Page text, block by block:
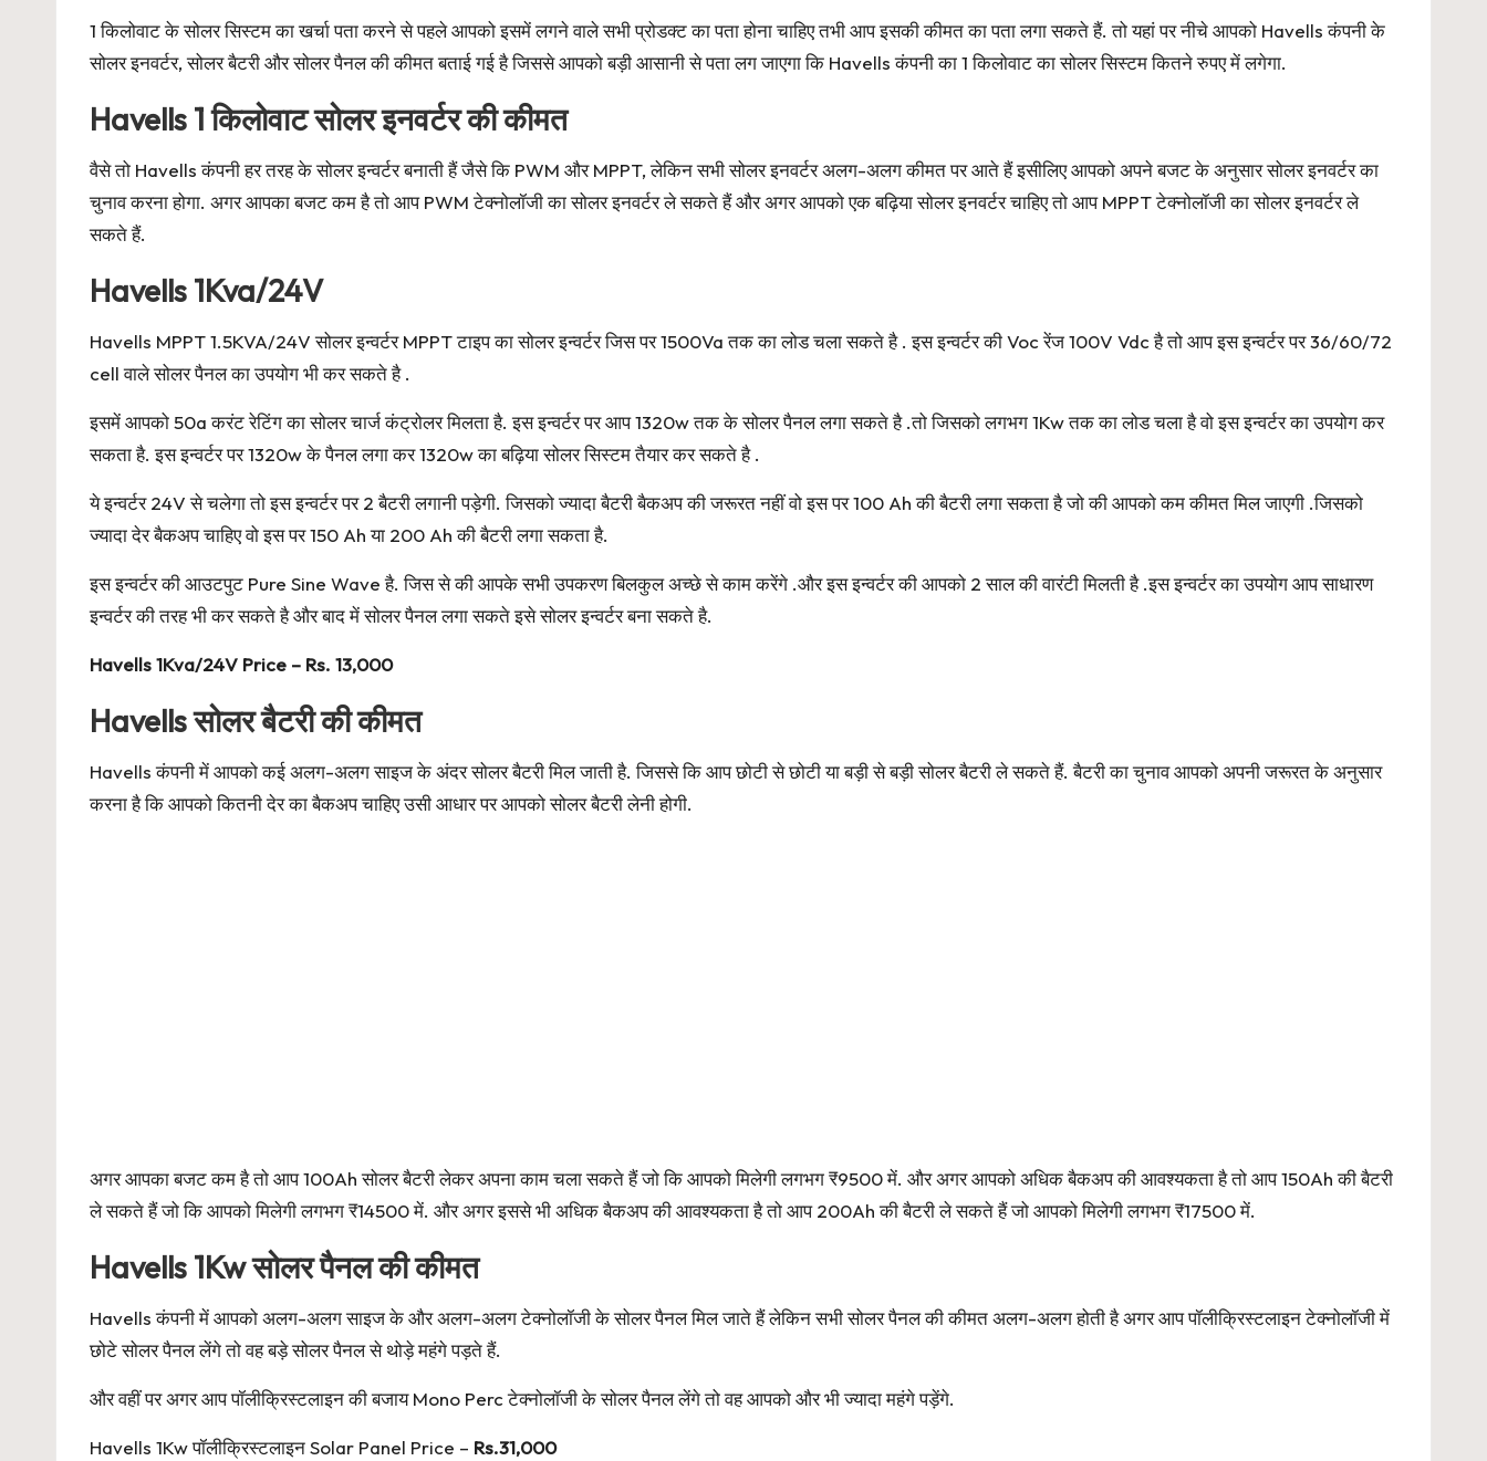
1 किलोवाट के सोलर सिस्टम का खर्चा पता करने से पहले आपको इसमें लगने वाले सभी प्रोडक्ट का पता होना चाहिए तभी आप इसकी कीमत का पता लगा सकते हैं. तो यहां पर नीचे आपको Havells कंपनी के
सोलर इनवर्टर, सोलर बैटरी और सोलर पैनल की कीमत बताई गई है जिससे आपको बड़ी आसानी से पता लग जाएगा कि Havells कंपनी का 1 किलोवाट का सोलर सिस्टम कितने रुपए में लगेगा.
Havells 1 किलोवाट सोलर इनवर्टर की कीमत
वैसे तो Havells कंपनी हर तरह के सोलर इन्वर्टर बनाती हैं जैसे कि PWM और MPPT, लेकिन सभी सोलर इनवर्टर अलग-अलग कीमत पर आते हैं इसीलिए आपको अपने बजट के अनुसार सोलर इनवर्टर का
चुनाव करना होगा. अगर आपका बजट कम है तो आप PWM टेक्नोलॉजी का सोलर इनवर्टर ले सकते हैं और अगर आपको एक बढ़िया सोलर इनवर्टर चाहिए तो आप MPPT टेक्नोलॉजी का सोलर इनवर्टर ले
सकते हैं.
Havells 1Kva/24V
Havells MPPT 1.5KVA/24V सोलर इन्वर्टर MPPT टाइप का सोलर इन्वर्टर जिस पर 1500Va तक का लोड चला सकते है . इस इन्वर्टर की Voc रेंज 100V Vdc है तो आप इस इन्वर्टर पर 36/60/72
cell वाले सोलर पैनल का उपयोग भी कर सकते है .
इसमें आपको 50a करंट रेटिंग का सोलर चार्ज कंट्रोलर मिलता है. इस इन्वर्टर पर आप 1320w तक के सोलर पैनल लगा सकते है .तो जिसको लगभग 1Kw तक का लोड चला है वो इस इन्वर्टर का उपयोग कर
सकता है. इस इन्वर्टर पर 1320w के पैनल लगा कर 1320w का बढ़िया सोलर सिस्टम तैयार कर सकते है .
ये इन्वर्टर 24V से चलेगा तो इस इन्वर्टर पर 2 बैटरी लगानी पड़ेगी. जिसको ज्यादा बैटरी बैकअप की जरूरत नहीं वो इस पर 100 Ah की बैटरी लगा सकता है जो की आपको कम कीमत मिल जाएगी .जिसको
ज्यादा देर बैकअप चाहिए वो इस पर 150 Ah या 200 Ah की बैटरी लगा सकता है.
इस इन्वर्टर की आउटपुट Pure Sine Wave है. जिस से की आपके सभी उपकरण बिलकुल अच्छे से काम करेंगे .और इस इन्वर्टर की आपको 2 साल की वारंटी मिलती है .इस इन्वर्टर का उपयोग आप साधारण
इन्वर्टर की तरह भी कर सकते है और बाद में सोलर पैनल लगा सकते इसे सोलर इन्वर्टर बना सकते है.
Havells 1Kva/24V Price – Rs. 13,000
Havells सोलर बैटरी की कीमत
Havells कंपनी में आपको कई अलग-अलग साइज के अंदर सोलर बैटरी मिल जाती है. जिससे कि आप छोटी से छोटी या बड़ी से बड़ी सोलर बैटरी ले सकते हैं. बैटरी का चुनाव आपको अपनी जरूरत के अनुसार
करना है कि आपको कितनी देर का बैकअप चाहिए उसी आधार पर आपको सोलर बैटरी लेनी होगी.
अगर आपका बजट कम है तो आप 100Ah सोलर बैटरी लेकर अपना काम चला सकते हैं जो कि आपको मिलेगी लगभग ₹9500 में. और अगर आपको अधिक बैकअप की आवश्यकता है तो आप 150Ah की बैटरी
ले सकते हैं जो कि आपको मिलेगी लगभग ₹14500 में. और अगर इससे भी अधिक बैकअप की आवश्यकता है तो आप 200Ah की बैटरी ले सकते हैं जो आपको मिलेगी लगभग ₹17500 में.
Havells 1Kw सोलर पैनल की कीमत
Havells कंपनी में आपको अलग-अलग साइज के और अलग-अलग टेक्नोलॉजी के सोलर पैनल मिल जाते हैं लेकिन सभी सोलर पैनल की कीमत अलग-अलग होती है अगर आप पॉलीक्रिस्टलाइन टेक्नोलॉजी में
छोटे सोलर पैनल लेंगे तो वह बड़े सोलर पैनल से थोड़े महंगे पड़ते हैं.
और वहीं पर अगर आप पॉलीक्रिस्टलाइन की बजाय Mono Perc टेक्नोलॉजी के सोलर पैनल लेंगे तो वह आपको और भी ज्यादा महंगे पड़ेंगे.
Havells 1Kw पॉलीक्रिस्टलाइन Solar Panel Price – Rs.31,000